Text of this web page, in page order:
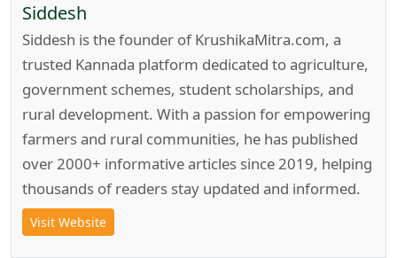
Siddesh
Siddesh is the founder of KrushikaMitra.com, a
trusted Kannada platform dedicated to agriculture,
government schemes, student scholarships, and
rural development. With a passion for empowering
farmers and rural communities, he has published
over 2000+ informative articles since 2019, helping
thousands of readers stay updated and informed.
Visit Website